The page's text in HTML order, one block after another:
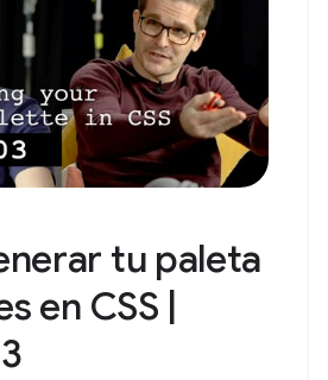
tu paleta
en CSS |